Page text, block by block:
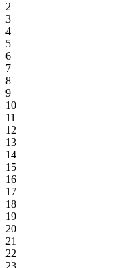
2
3
4
5
6
7
8
9
10
11
12
13
14
15
16
17
18
19
20
21
22
23